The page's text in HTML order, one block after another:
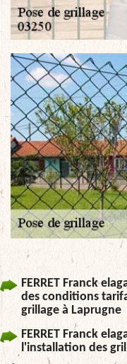
FERRET Franck
des conditions
grillage à Laprugne
FERRET Franck
l'installation des